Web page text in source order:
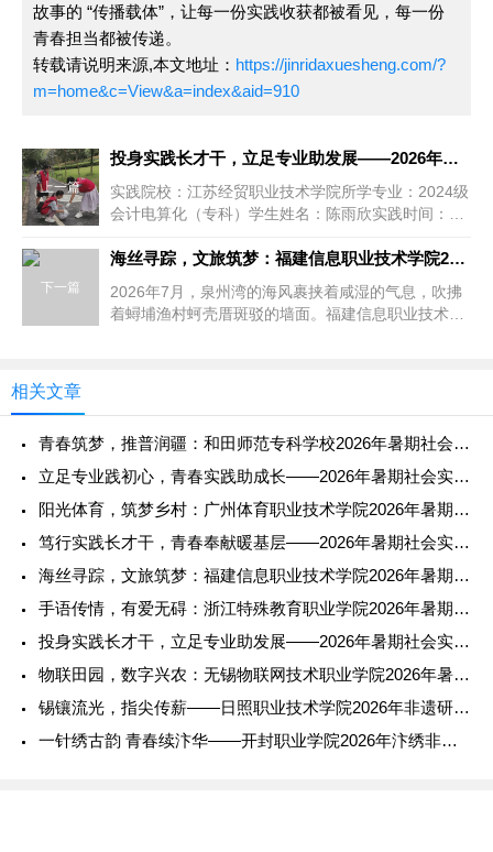
故事的 “传播载体”，让每一份实践收获都被看见，每一份
青春担当都被传递。
转载请说明来源,本文地址： https://jinridaxuesheng.com/?
m=home&c=View&a=index&aid=910
上一篇
投身实践长才干，立足专业助发展——2026年暑期社会实践报告
实践院校：江苏经贸职业技术学院所学专业：2024级
会计电算化（专科）学生姓名：陈雨欣实践时间：
下一篇
海丝寻踪，文旅筑梦：福建信息职业技术学院2026年暑期社会实
2026年7月，泉州湾的海风裹挟着咸湿的气息，吹拂
着蟳埔渔村蚵壳厝斑驳的墙面。福建信息职业技术学
相关文章
青春筑梦，推普润疆：和田师范专科学校2026年暑期社会实践纪
立足专业践初心，青春实践助成长——2026年暑期社会实践报告
阳光体育，筑梦乡村：广州体育职业技术学院2026年暑期社会实
笃行实践长才干，青春奉献暖基层——2026年暑期社会实践报告
海丝寻踪，文旅筑梦：福建信息职业技术学院2026年暑期社会实
手语传情，有爱无碍：浙江特殊教育职业学院2026年暑期社会实
投身实践长才干，立足专业助发展——2026年暑期社会实践报告
物联田园，数字兴农：无锡物联网技术职业学院2026年暑期社会
锡镶流光，指尖传薪——日照职业技术学院2026年非遗研学实践
一针绣古韵 青春续汴华——开封职业学院2026年汴绣非遗传承